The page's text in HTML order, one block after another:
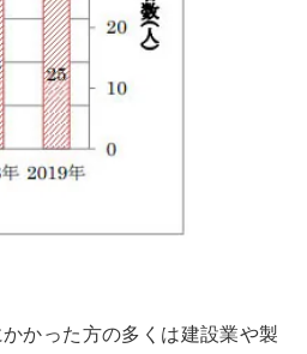
かった方の多くは建設業や製